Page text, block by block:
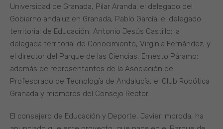
Universidad de Granada, Pilar Aranda; el delegado del
Gobierno andaluz en Granada, Pablo García; el delegado
territorial de Educación, Antonio Jesús Castillo; la
delegada territorial de Conocimiento, Virginia Fernández; y
el director del Parque de las Ciencias, Ernesto Páramo;
además de representantes de la Asociación de
Profesorado de Tecnología de Andalucía, el Club Robótica
Granada y miembros del Consejo Rector.
El consejero de Educación y Deporte, Javier Imbroda, ha